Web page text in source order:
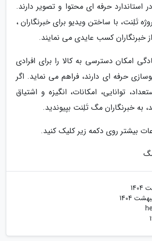
استاندارد حرفه ای محتوا و تصویر دارند.
تَلِنت، با ساختن ویدیو برای خبرنگاران ،
خبرنگاران کسب عایدی می نمایند.
امکان دسترسی به کالا را برای افرادی
حرفه ای دارند، فراهم می نماید. اگر
توانایی، امکانات، انگیزه و اشتیاق
به خبرنگاران مگ تَلِنت بپیوندید.
بیشتر روی دکمه زیر کلیک کنید.